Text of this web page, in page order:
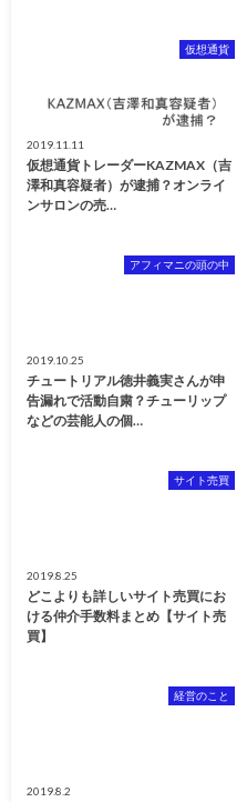
仮想通貨
2019.11.11
仮想通貨トレーダーKAZMAX（吉
澤和真容疑者）が逮捕？オンライ
ンサロンの売…
アフィマニの頭の中
2019.10.25
チュートリアル徳井義実さんが申
告漏れで活動自粛？チューリップ
などの芸能人の個…
サイト売買
2019.8.25
どこよりも詳しいサイト売買にお
ける仲介手数料まとめ【サイト売
買】
経営のこと
2019.8.2